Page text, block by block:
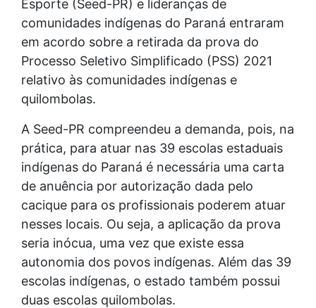
Esporte (Seed-PR) e lideranças de
comunidades indígenas do Paraná entraram
em acordo sobre a retirada da prova do
Processo Seletivo Simplificado (PSS) 2021
relativo às comunidades indígenas e
quilombolas.
A Seed-PR compreendeu a demanda, pois, na
prática, para atuar nas 39 escolas estaduais
indígenas do Paraná é necessária uma carta
de anuência por autorização dada pelo
cacique para os profissionais poderem atuar
nesses locais. Ou seja, a aplicação da prova
seria inócua, uma vez que existe essa
autonomia dos povos indígenas. Além das 39
escolas indígenas, o estado também possui
duas escolas quilombolas.